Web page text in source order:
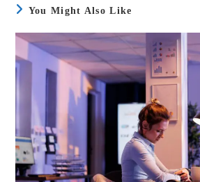
You Might Also Like